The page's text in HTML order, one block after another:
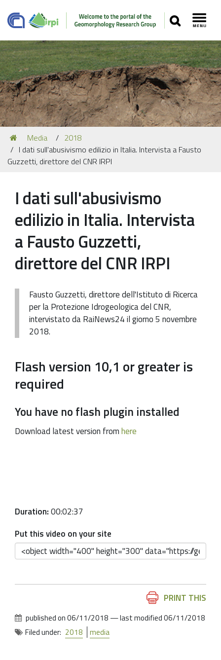
SEARCH
Navigation
Recent Papers
Our Location
You
are
here:
Media
2018
I dati sull'abusivismo edilizio in Italia. Intervista a Fausto
Guzzetti, direttore del CNR IRPI
I dati sull'abusivismo
edilizio in Italia. Intervista
a Fausto Guzzetti,
direttore del CNR IRPI
Fausto Guzzetti, direttore dell'Istituto di Ricerca
per la Protezione Idrogeologica del CNR,
intervistato da RaiNews24 il giorno 5 novembre
2018.
Flash version 10,1 or greater is
required
You have no flash plugin installed
Download latest version fromhere
Duration:00:02:37
Put this video on your site
PRINT THIS
published on06/11/2018 —last modified06/11/2018
Filed under: 2018 media